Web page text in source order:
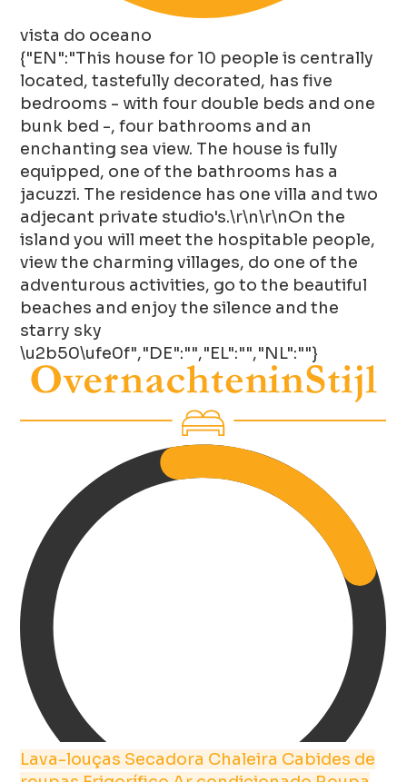
vista do oceano
{"EN":"This house for 10 people is centrally
located, tastefully decorated, has five
bedrooms - with four double beds and one
bunk bed -, four bathrooms and an
enchanting sea view. The house is fully
equipped, one of the bathrooms has a
jacuzzi. The residence has one villa and two
adjecant private studio's.\r\n\r\nOn the
island you will meet the hospitable people,
view the charming villages, do one of the
adventurous activities, go to the beautiful
beaches and enjoy the silence and the
starry sky
\u2b50\ufe0f","DE":"","EL":"","NL":""}
Lava-louças Secadora Chaleira Cabides de